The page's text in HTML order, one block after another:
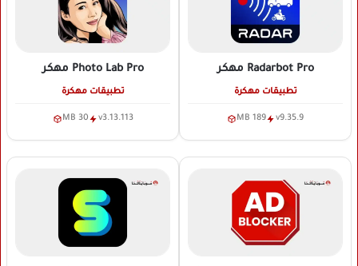
Radarbot Pro مهكر
تطبيقات مهكرة
v9.35.9
189 MB
Photo Lab Pro مهكر
تطبيقات مهكرة
v3.13.113
30 MB